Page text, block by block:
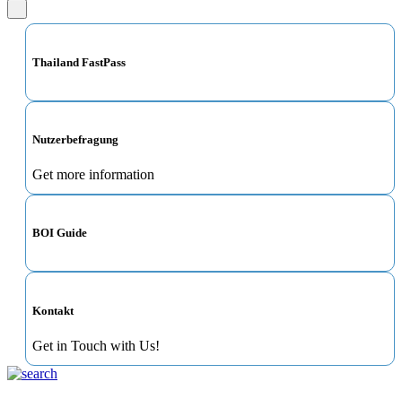
Thailand FastPass
Nutzerbefragung
Get more information
BOI Guide
Kontakt
Get in Touch with Us!